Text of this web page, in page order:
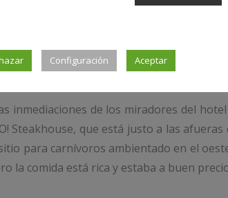
menos de un kilómetro del aeropuerto y
inmediaciones de los miradores del
Steakhouse, que está justo a las afueras
para carnívoros ambientado en el
la comida está rica y estaba a buen
Configuración Aceptar